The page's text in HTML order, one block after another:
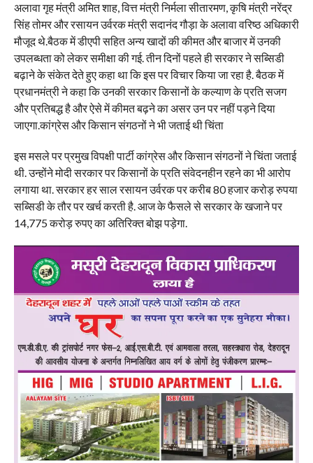
अलावा गृह मंत्री अमित शाह, वित्त मंत्री निर्मला सीतारमण, कृषि मंत्री नरेंद्र
सिंह तोमर और रसायन उर्वरक मंत्री सदानंद गौड़ा के अलावा वरिष्ठ अधिकारी
मौजूद थे.बैठक में डीएपी सहित अन्य खादों की कीमत और बाजार में उनकी
उपलब्धता को लेकर समीक्षा की गई. तीन दिनों पहले ही सरकार ने सब्सिडी
बढ़ाने के संकेत देते हुए कहा था कि इस पर विचार किया जा रहा है. बैठक में
प्रधानमंत्री ने कहा कि उनकी सरकार किसानों के कल्याण के प्रति सजग
और प्रतिबद्ध है और ऐसे में कीमत बढ़ने का असर उन पर नहीं पड़ने दिया
जाएगा.कांग्रेस और किसान संगठनों ने भी जताई थी चिंता
इस मसले पर प्रमुख विपक्षी पार्टी कांग्रेस और किसान संगठनों ने चिंता जताई
थी. उन्होंने मोदी सरकार पर किसानों के प्रति संवेदनहीन रहने का भी आरोप
लगाया था. सरकार हर साल रसायन उर्वरक पर करीब 80 हजार करोड़ रुपया
सब्सिडी के तौर पर खर्च करती है. आज के फैसले से सरकार के खजाने पर
14,775 करोड़ रुपए का अतिरिक्त बोझ पड़ेगा.